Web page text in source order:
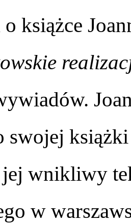
książce
swojej
jej wnikliwy
w